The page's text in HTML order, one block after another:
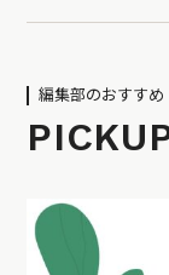
編集部のおすすめ